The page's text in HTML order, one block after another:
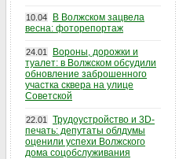
10.04
В Волжском зацвела
весна: фоторепортаж
24.01
Вороны, дорожки и
туалет: в Волжском обсудили
обновление заброшенного
участка сквера на улице
Советской
22.01
Трудоустройство и 3D-
печать: депутаты облдумы
оценили успехи Волжского
дома соцобслуживания